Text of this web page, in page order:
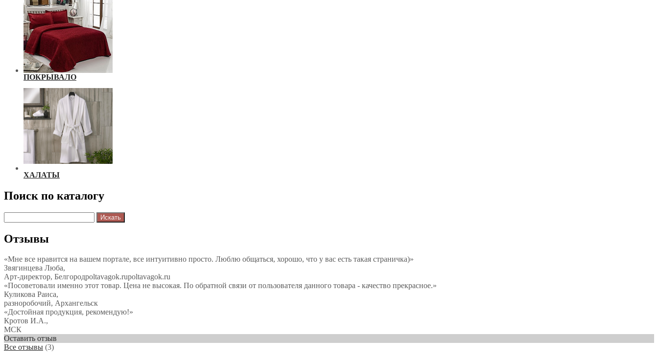
ПОКРЫВАЛО
ХАЛАТЫ
Поиск по каталогу
Отзывы
«Мне все нравится на вашем портале, все интуитивно просто. Люблю общаться, хорошо, что у вас есть такая страничка)»
Звягинцева Люба,
Арт-директор, Белгородpoltavagok.rupoltavagok.ru
«Посоветовали именно этот товар. Цена не высокая. По обратной связи от пользователя данного товара - качество прекрасное.»
Куликова Раиса,
разноробочий, Архангельск
«Достойная продукция, рекомендую!»
Кротов И.А.,
МСК
Оставить отзыв
Все отзывы (3)